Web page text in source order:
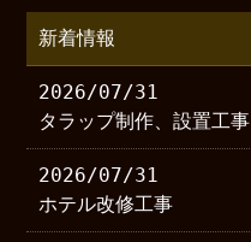
新着情報
2026/07/31
タラップ制作、設置工事
2026/07/31
ホテル改修工事